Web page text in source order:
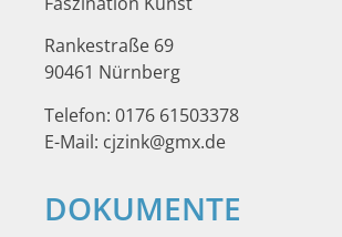
Rankestraße 69
90461 Nürnberg
Telefon: 0176 61503378
E-Mail: cjzink@gmx.de
DOKUMENTE